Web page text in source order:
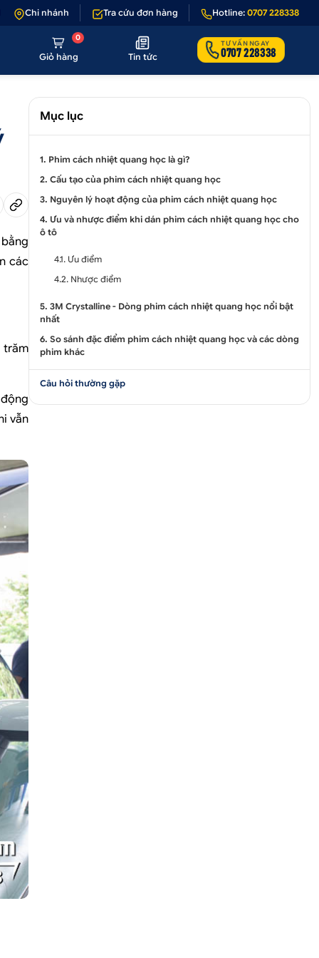
lỗi hoặc không đúng hình ảnh • Giảm 50.000₫ phí vận chuyển
Chi nhánh Tra cứu đơn hàng Hotline: 0707 228338
Giỏ hàng
0
Tin tức
TƯ VẤN NGAY
0707 228338
các
trăm
vẫn
Mục lục
1. Phim cách nhiệt quang học là gì?
2. Cấu tạo của phim cách nhiệt quang học
3. Nguyên lý hoạt động của phim cách nhiệt quang học
4. Ưu và nhược điểm khi dán phim cách nhiệt quang học cho
ô tô
4.1. Ưu điểm
4.2. Nhược điểm
5. 3M Crystalline - Dòng phim cách nhiệt quang học nổi bật
nhất
6. So sánh đặc điểm phim cách nhiệt quang học và các dòng
phim khác
Câu hỏi thường gặp